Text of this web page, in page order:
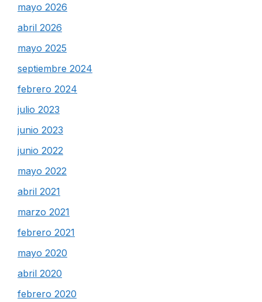
mayo 2026
abril 2026
mayo 2025
septiembre 2024
febrero 2024
julio 2023
junio 2023
junio 2022
mayo 2022
abril 2021
marzo 2021
febrero 2021
mayo 2020
abril 2020
febrero 2020